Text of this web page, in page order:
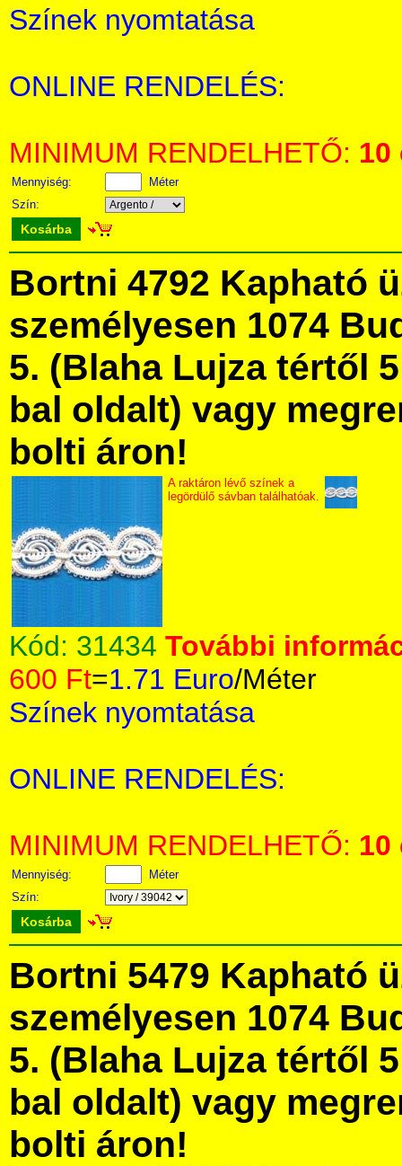
Színek nyomtatása
ONLINE RENDELÉS:
MINIMUM RENDELHETŐ: 10
Mennyiség:
Méter
Szín:
Kosárba
Bortni 4792 Kapható
személyesen 1074
5. (Blaha Lujza tértől
bal oldalt) vagy
bolti áron!
A raktáron lévő színek a
legördülő sávban találhatóak.
Kód: 31434 További
600 Ft=1.71 Euro/Méter
Színek nyomtatása
ONLINE RENDELÉS:
MINIMUM RENDELHETŐ: 10
Mennyiség:
Méter
Szín:
Kosárba
Bortni 5479 Kapható
személyesen 1074
5. (Blaha Lujza tértől
bal oldalt) vagy
bolti áron!